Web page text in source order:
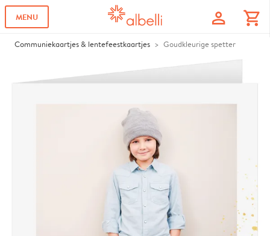
MENU profile shopping_cart
Communiekaartjes & lentefeestkaartjes Goudkleurige spetter